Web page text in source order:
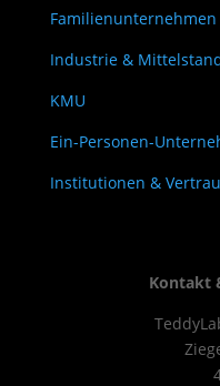
Familienunternehmen
Industrie &
KMU
Ein-Personen-
Institutionen &
Kontakt